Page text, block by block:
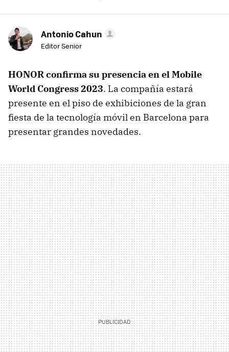
Antonio Cahun
Editor Senior
HONOR confirma su presencia en el Mobile
World Congress 2023. La compañía estará
presente en el piso de exhibiciones de la gran
fiesta de la tecnología móvil en Barcelona para
presentar grandes novedades.